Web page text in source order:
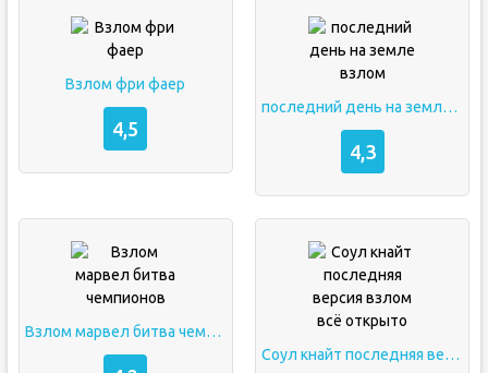
Взлом фри фаер
4,5
последний день на земле взлом
4,3
Взлом марвел битва чемпионов
Соул кнайт последняя версия взлом всё открыто